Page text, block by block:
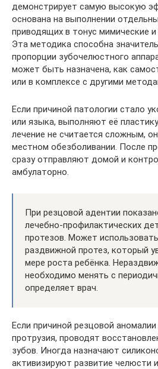
демонстрирует самую высокую
основана на выполнении
приводящих в тонус мимические
Эта методика способна
пропорции зубочелюстного
может быть назначена, как
или в комплексе с другими
Если причиной патологии стало
или языка, выполняют её
лечение не считается сложным,
местном обезболивании. После
сразу отправляют домой и
амбулаторно.
При резцовой адентии
лечебно-профилактических
протезов. Может
раздвижной протез, который
мере роста ребёнка.
необходимо менять с
определяет врач.
Если причиной резцовой
протрузия, проводят
зубов. Иногда назначают
активизируют развитие челюсти